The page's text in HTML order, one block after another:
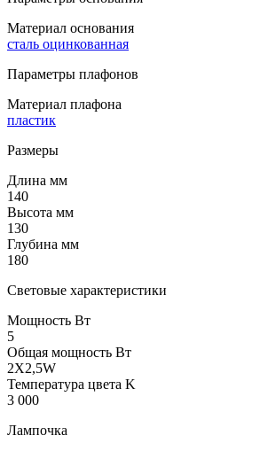
Материал основания
сталь оцинкованная
Параметры плафонов
Материал плафона
пластик
Размеры
Длина мм
140
Высота мм
130
Глубина мм
180
Световые характеристики
Мощность Вт
5
Общая мощность Вт
2X2,5W
Температура цвета K
3 000
Лампочка